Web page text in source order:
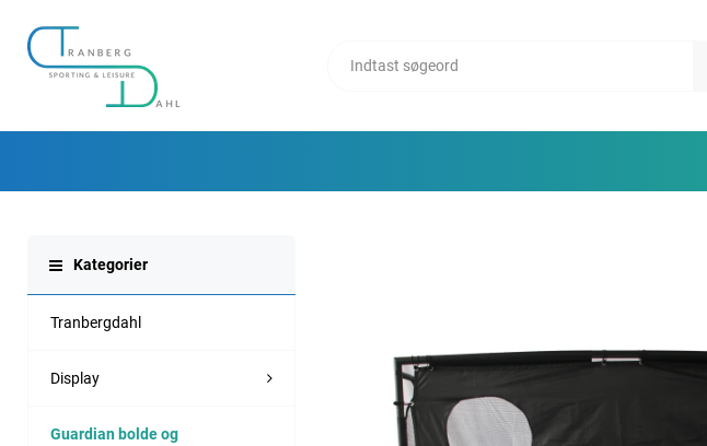
Kategorier
Tranbergdahl
Display
Guardian bolde og